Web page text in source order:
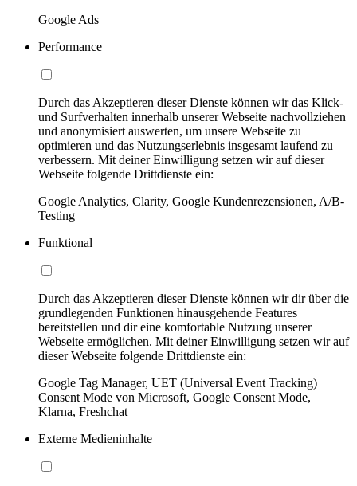
Google Ads
Performance
Durch das Akzeptieren dieser Dienste können wir das Klick-
und Surfverhalten innerhalb unserer Webseite nachvollziehen
und anonymisiert auswerten, um unsere Webseite zu
optimieren und das Nutzungserlebnis insgesamt laufend zu
verbessern. Mit deiner Einwilligung setzen wir auf dieser
Webseite folgende Drittdienste ein:
Google Analytics, Clarity, Google Kundenrezensionen, A/B-
Testing
Funktional
Durch das Akzeptieren dieser Dienste können wir dir über die
grundlegenden Funktionen hinausgehende Features
bereitstellen und dir eine komfortable Nutzung unserer
Webseite ermöglichen. Mit deiner Einwilligung setzen wir auf
dieser Webseite folgende Drittdienste ein:
Google Tag Manager, UET (Universal Event Tracking)
Consent Mode von Microsoft, Google Consent Mode,
Klarna, Freshchat
Externe Medieninhalte